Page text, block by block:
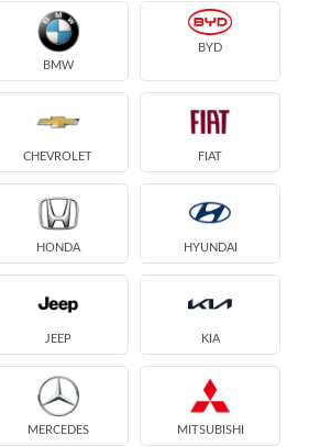
BMW
BYD
CHEVROLET FIAT
HONDA HYUNDAI
JEEP KIA
MERCEDES MITSUBISHI